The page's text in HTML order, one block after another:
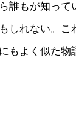
誰もが知っ
しれない。
もよく似た物